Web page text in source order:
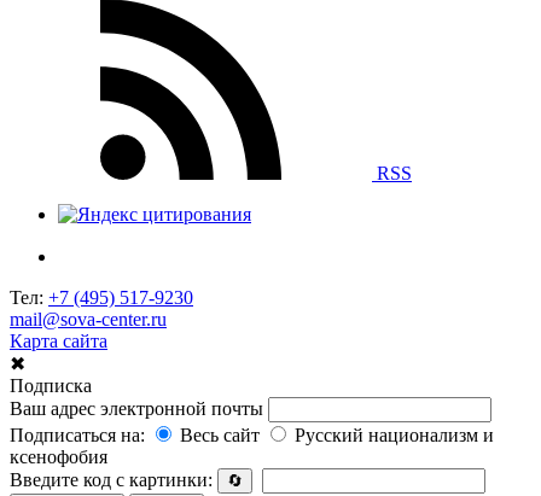
RSS
Тел: +7 (495) 517-9230
mail@sova-center.ru
Карта сайта
✖
Подписка
Ваш адрес электронной почты
Подписаться на:
Весь сайт
Русский национализм и
ксенофобия
Введите код с картинки:
🔄